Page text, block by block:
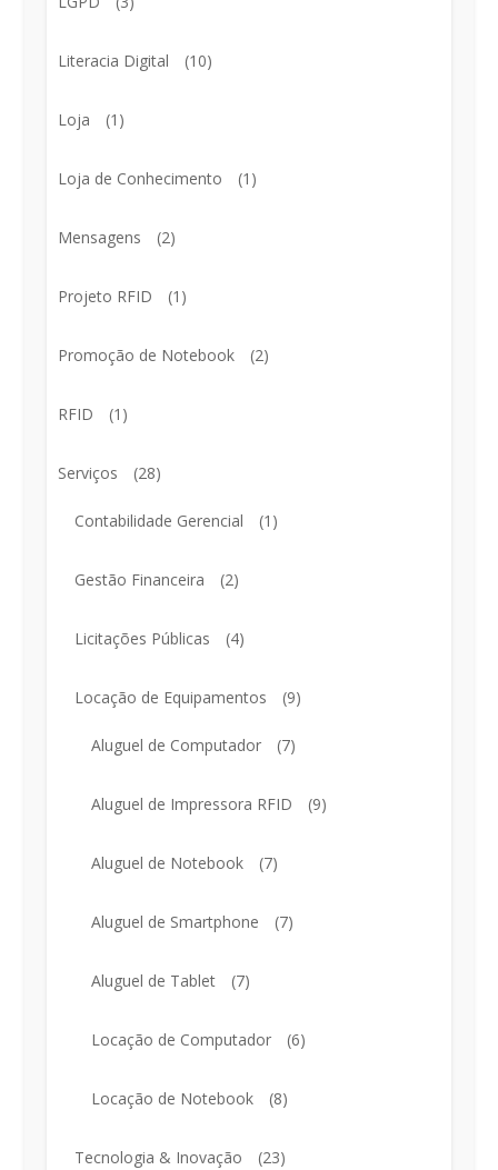
Literacia Digital (10)
Loja (1)
Loja de Conhecimento (1)
Mensagens (2)
Projeto RFID (1)
Promoção de Notebook (2)
RFID (1)
Serviços (28)
Contabilidade Gerencial (1)
Gestão Financeira (2)
Licitações Públicas (4)
Locação de Equipamentos (9)
Aluguel de Computador (7)
Aluguel de Impressora RFID (9)
Aluguel de Notebook (7)
Aluguel de Smartphone (7)
Aluguel de Tablet (7)
Locação de Computador (6)
Locação de Notebook (8)
Tecnologia & Inovação (23)